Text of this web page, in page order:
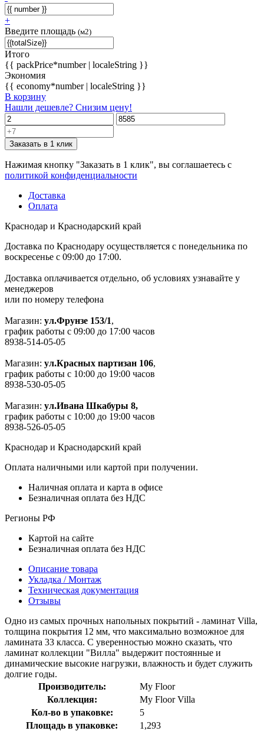
+
Введите площадь (м2)
Итого
{{ packPrice*number | localeString }}
Экономия
{{ economy*number | localeString }}
В корзину
Нашли дешевле? Снизим цену!
Заказать в 1 клик
Нажимая кнопку "Заказать в 1 клик", вы соглашаетесь с
политикой конфиденциальности
Доставка
Оплата
Краснодар и Краснодарский край
Доставка по Краснодару осуществляется с понедельника по
воскресенье с 09:00 до 17:00.
Доставка оплачивается отдельно, об условиях узнавайте у
менеджеров
или по номеру телефона
Магазин: ул.Фрунзе 153/1,
график работы с 09:00 до 17:00 часов
8938-514-05-05
Магазин: ул.Красных партизан 106,
график работы с 10:00 до 19:00 часов
8938-530-05-05
Магазин: ул.Ивана Шкабуры 8,
график работы с 10:00 до 19:00 часов
8938-526-05-05
Краснодар и Краснодарский край
Оплата наличными или картой при получении.
Наличная оплата и карта в офисе
Безналичная оплата без НДС
Регионы РФ
Картой на сайте
Безналичная оплата без НДС
Описание товара
Укладка / Монтаж
Техническая документация
Отзывы
Одно из самых прочных напольных покрытий - ламинат Villa,
толщина покрытия 12 мм, что максимально возможное для
ламината 33 класса. С уверенностью можно сказать, что
ламинат коллекции "Вилла" выдержит постоянные и
динамические высокие нагрузки, влажность и будет служить
долгие годы.
Производитель:
My Floor
Коллекция:
My Floor Villa
Кол-во в упаковке:
5
Площадь в упаковке:
1,293